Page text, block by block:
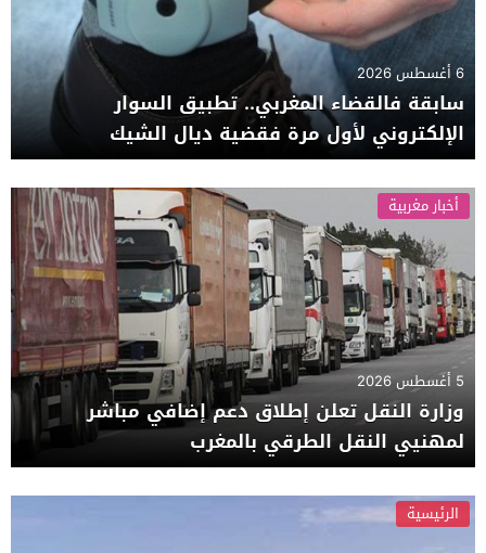
6 أغسطس 2026
سابقة فالقضاء المغربي.. تطبيق السوار
الإلكتروني لأول مرة فقضية ديال الشيك
أخبار مغربية
5 أغسطس 2026
وزارة النقل تعلن إطلاق دعم إضافي مباشر
لمهنيي النقل الطرقي بالمغرب
الرئيسية